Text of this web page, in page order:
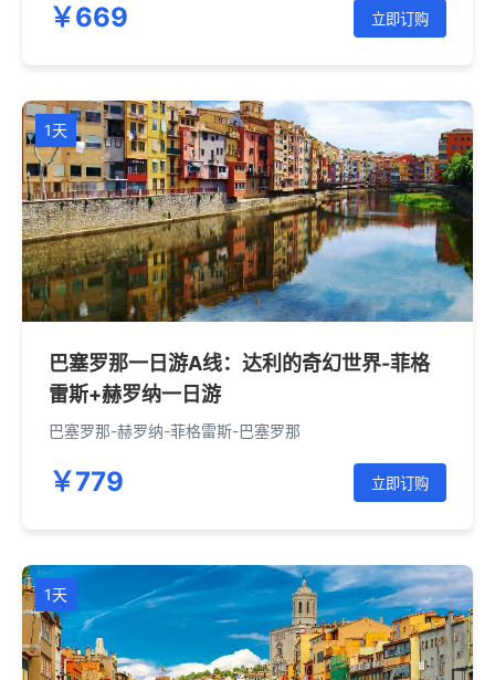
￥669 立即订购
1天
巴塞罗那一日游A线：达利的奇幻世界-菲格
雷斯+赫罗纳一日游
巴塞罗那-赫罗纳-菲格雷斯-巴塞罗那
￥779 立即订购
1天